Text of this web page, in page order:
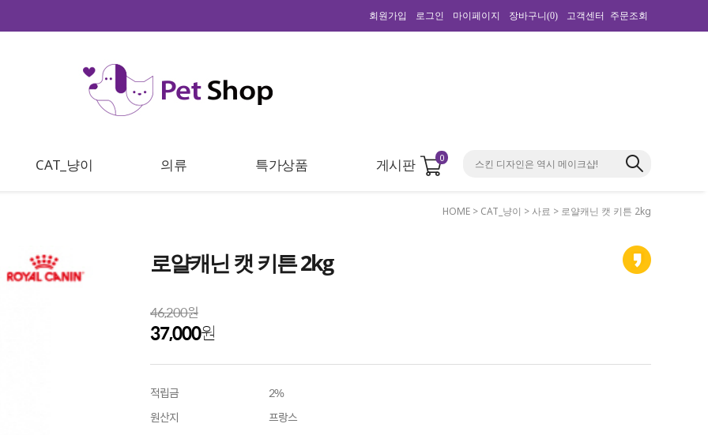
회원가입 로그인 마이페이지 장바구니(0) 고객센터 주문조회
CAT_냥이 의류 특가상품 게시판 0
HOME > CAT_냥이 > 사료 > 로얄캐닌 캣 키튼 2kg
로얄캐닌 캣 키튼 2kg
46,200원
37,000원
적립금
2%
원산지
프랑스